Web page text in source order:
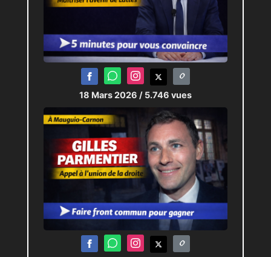
18 Mars 2026 / 5.746 vues